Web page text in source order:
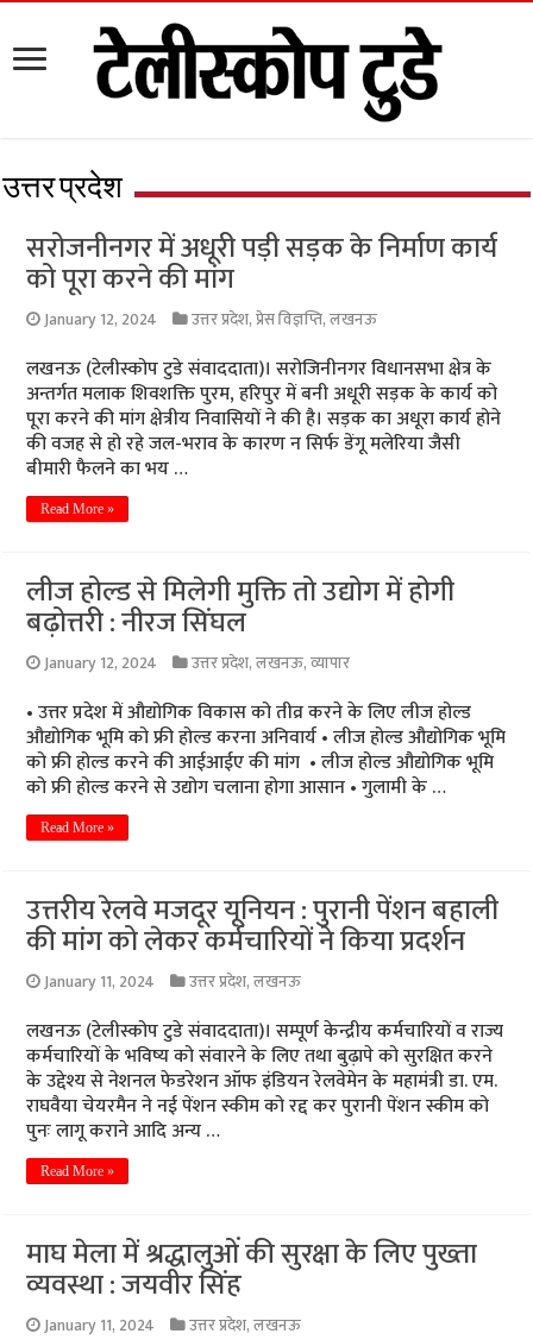
उत्तर प्रदेश
सरोजनीनगर में अधूरी पड़ी सड़क के निर्माण कार्य
को पूरा करने की मांग
January 12, 2024 उत्तर प्रदेश,प्रेस विज्ञप्ति,लखनऊ
लखनऊ (टेलीस्कोप टुडे संवाददाता)। सरोजिनीनगर विधानसभा क्षेत्र के
अन्तर्गत मलाक शिवशक्ति पुरम, हरिपुर में बनी अधूरी सड़क के कार्य को
पूरा करने की मांग क्षेत्रीय निवासियों ने की है। सड़क का अधूरा कार्य होने
की वजह से हो रहे जल-भराव के कारण न सिर्फ डेंगू मलेरिया जैसी
बीमारी फैलने का भय …
Read More »
लीज होल्ड से मिलेगी मुक्ति तो उद्योग में होगी
बढ़ोत्तरी : नीरज सिंघल
January 12, 2024 उत्तर प्रदेश,लखनऊ,व्यापार
• उत्तर प्रदेश में औद्योगिक विकास को तीव्र करने के लिए लीज होल्ड
औद्योगिक भूमि को फ्री होल्ड करना अनिवार्य • लीज होल्ड औद्योगिक भूमि
को फ्री होल्ड करने की आईआईए की मांग • लीज होल्ड औद्योगिक भूमि
को फ्री होल्ड करने से उद्योग चलाना होगा आसान • गुलामी के …
Read More »
उत्तरीय रेलवे मजदूर यूनियन : पुरानी पेंशन बहाली
की मांग को लेकर कर्मचारियों ने किया प्रदर्शन
January 11, 2024 उत्तर प्रदेश,लखनऊ
लखनऊ (टेलीस्कोप टुडे संवाददाता)। सम्पूर्ण केन्द्रीय कर्मचारियों व राज्य
कर्मचारियों के भविष्य को संवारने के लिए तथा बुढ़ापे को सुरक्षित करने
के उद्देश्य से नेशनल फेडरेशन ऑफ इंडियन रेलवेमेन के महामंत्री डा. एम.
राघवैया चेयरमैन ने नई पेंशन स्कीम को रद्द कर पुरानी पेंशन स्कीम को
पुनः लागू कराने आदि अन्य …
Read More »
माघ मेला में श्रद्धालुओं की सुरक्षा के लिए पुख्ता
व्यवस्था : जयवीर सिंह
January 11, 2024 उत्तर प्रदेश,लखनऊ